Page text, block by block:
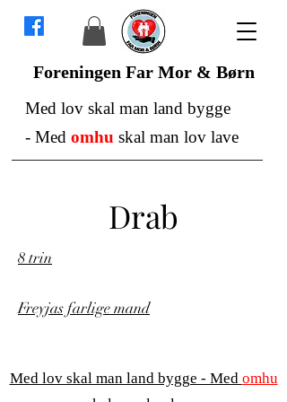
Foreningen Far Mor & Børn
Med lov skal man land bygge
- Med omhu skal man lov lave
Drab
8 trin
Freyjas farlige mand
Med lov skal man land bygge - Med omhu